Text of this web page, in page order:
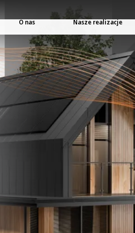
O nas Nasze realizacje